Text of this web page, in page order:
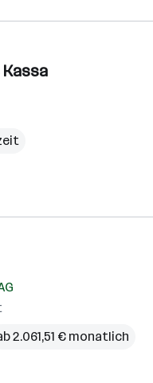
Kassa
2.061,51 € monatlich